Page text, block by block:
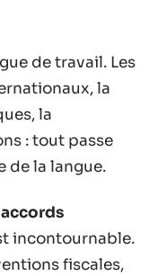
de travail. Les
la
la
: tout passe
de la langue.
accords
incontournable.
fiscales,